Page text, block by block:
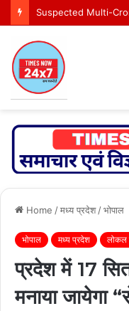
Home /मध्य प्रदेश /भोपाल
भोपाल मध्य प्रदेश लोकल
प्रदेश में 17
मनाया जायेगा